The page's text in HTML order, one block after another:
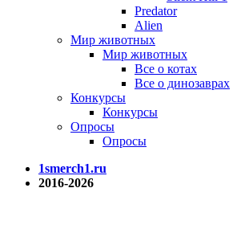
Predator
Alien
Мир животных
Мир животных
Все о котах
Все о динозаврах
Конкурсы
Конкурсы
Опросы
Опросы
1smerch1.ru
2016-2026